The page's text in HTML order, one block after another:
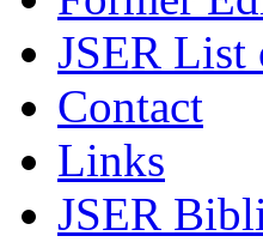
JSER List
Contact
Links
JSER